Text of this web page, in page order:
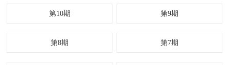
第10期 第9期
第8期 第7期